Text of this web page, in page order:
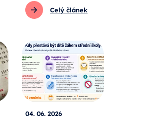
Celý článek
04. 06. 2026